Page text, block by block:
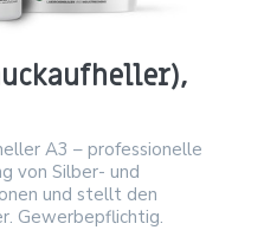
A3 – professionelle
von Silber- und
und stellt den
Gewerbepflichtig.